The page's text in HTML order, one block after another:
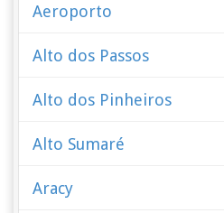
Aeroporto
Alto dos Passos
Alto dos Pinheiros
Alto Sumaré
Aracy